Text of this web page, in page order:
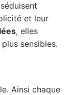
séduisent
et leur
, elles
sensibles.
Ainsi chaque